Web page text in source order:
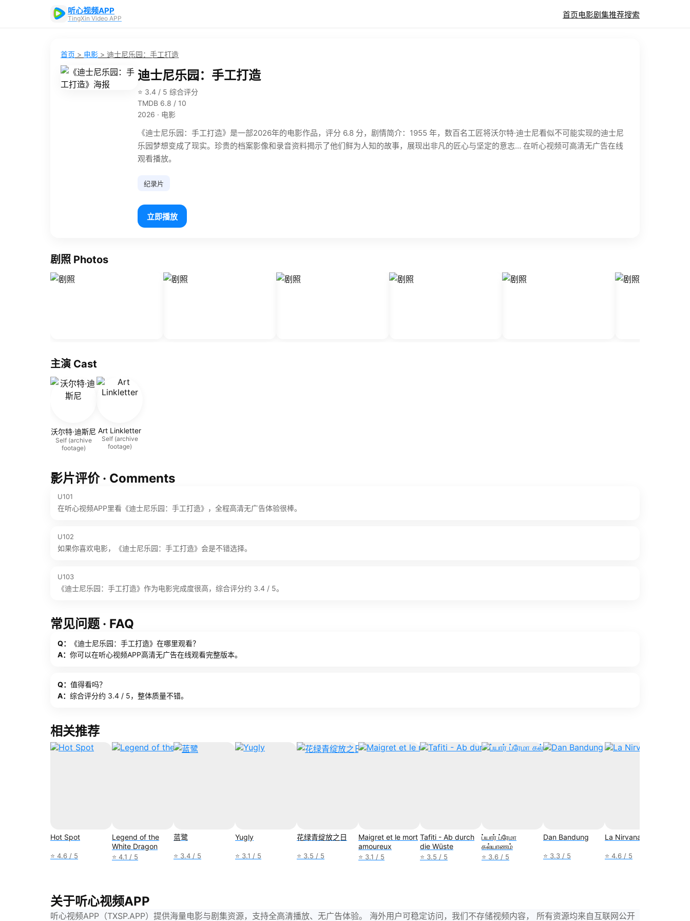
听心视频APP
TingXin Video APP 首页电影剧集推荐搜索
首页 > 电影 > 迪士尼乐园：手工打造
迪士尼乐园：手工打造
⭐ 3.4 / 5 综合评分
TMDB 6.8 / 10
2026 · 电影
《迪士尼乐园：手工打造》是一部2026年的电影作品，评分 6.8 分，剧情简介：1955 年，数百名工匠将沃尔特·迪士尼看似不可能实现的迪士尼
乐园梦想变成了现实。珍贵的档案影像和录音资料揭示了他们鲜为人知的故事，展现出非凡的匠心与坚定的意志… 在听心视频可高清无广告在线
观看播放。
纪录片
立即播放
剧照 Photos
主演 Cast
沃尔特·迪斯尼
Self (archive
footage)
Art Linkletter
Self (archive
footage)
影片评价 · Comments
U101
在听心视频APP里看《迪士尼乐园：手工打造》，全程高清无广告体验很棒。
U102
如果你喜欢电影，《迪士尼乐园：手工打造》会是不错选择。
U103
《迪士尼乐园：手工打造》作为电影完成度很高，综合评分约 3.4 / 5。
常见问题 · FAQ
Q：
《迪士尼乐园：手工打造》在哪里观看？
A： 你可以在听心视频APP高清无广告在线观看完整版本。
Q： 值得看吗？
A： 综合评分约 3.4 / 5，整体质量不错。
相关推荐
Hot Spot
⭐ 4.6 / 5
Legend of the
White Dragon
⭐ 4.1 / 5
蓝鹭
⭐ 3.4 / 5
Yugly
⭐ 3.1 / 5
花绿青绽放之日
⭐ 3.5 / 5
Maigret et le mort
amoureux
⭐ 3.1 / 5
Tafiti - Ab durch
die Wüste
⭐ 3.5 / 5
ப்யார் ப்ரேமா
கல்யாணம்
⭐ 3.6 / 5
Dan Bandung
⭐ 3.3 / 5
La Nirvana
⭐ 4.6 / 5
关于听心视频APP
听心视频APP（TXSP.APP）提供海量电影与剧集资源，支持全高清播放、无广告体验。 海外用户可稳定访问，我们不存储视频内容， 所有资源均来自互联网公开